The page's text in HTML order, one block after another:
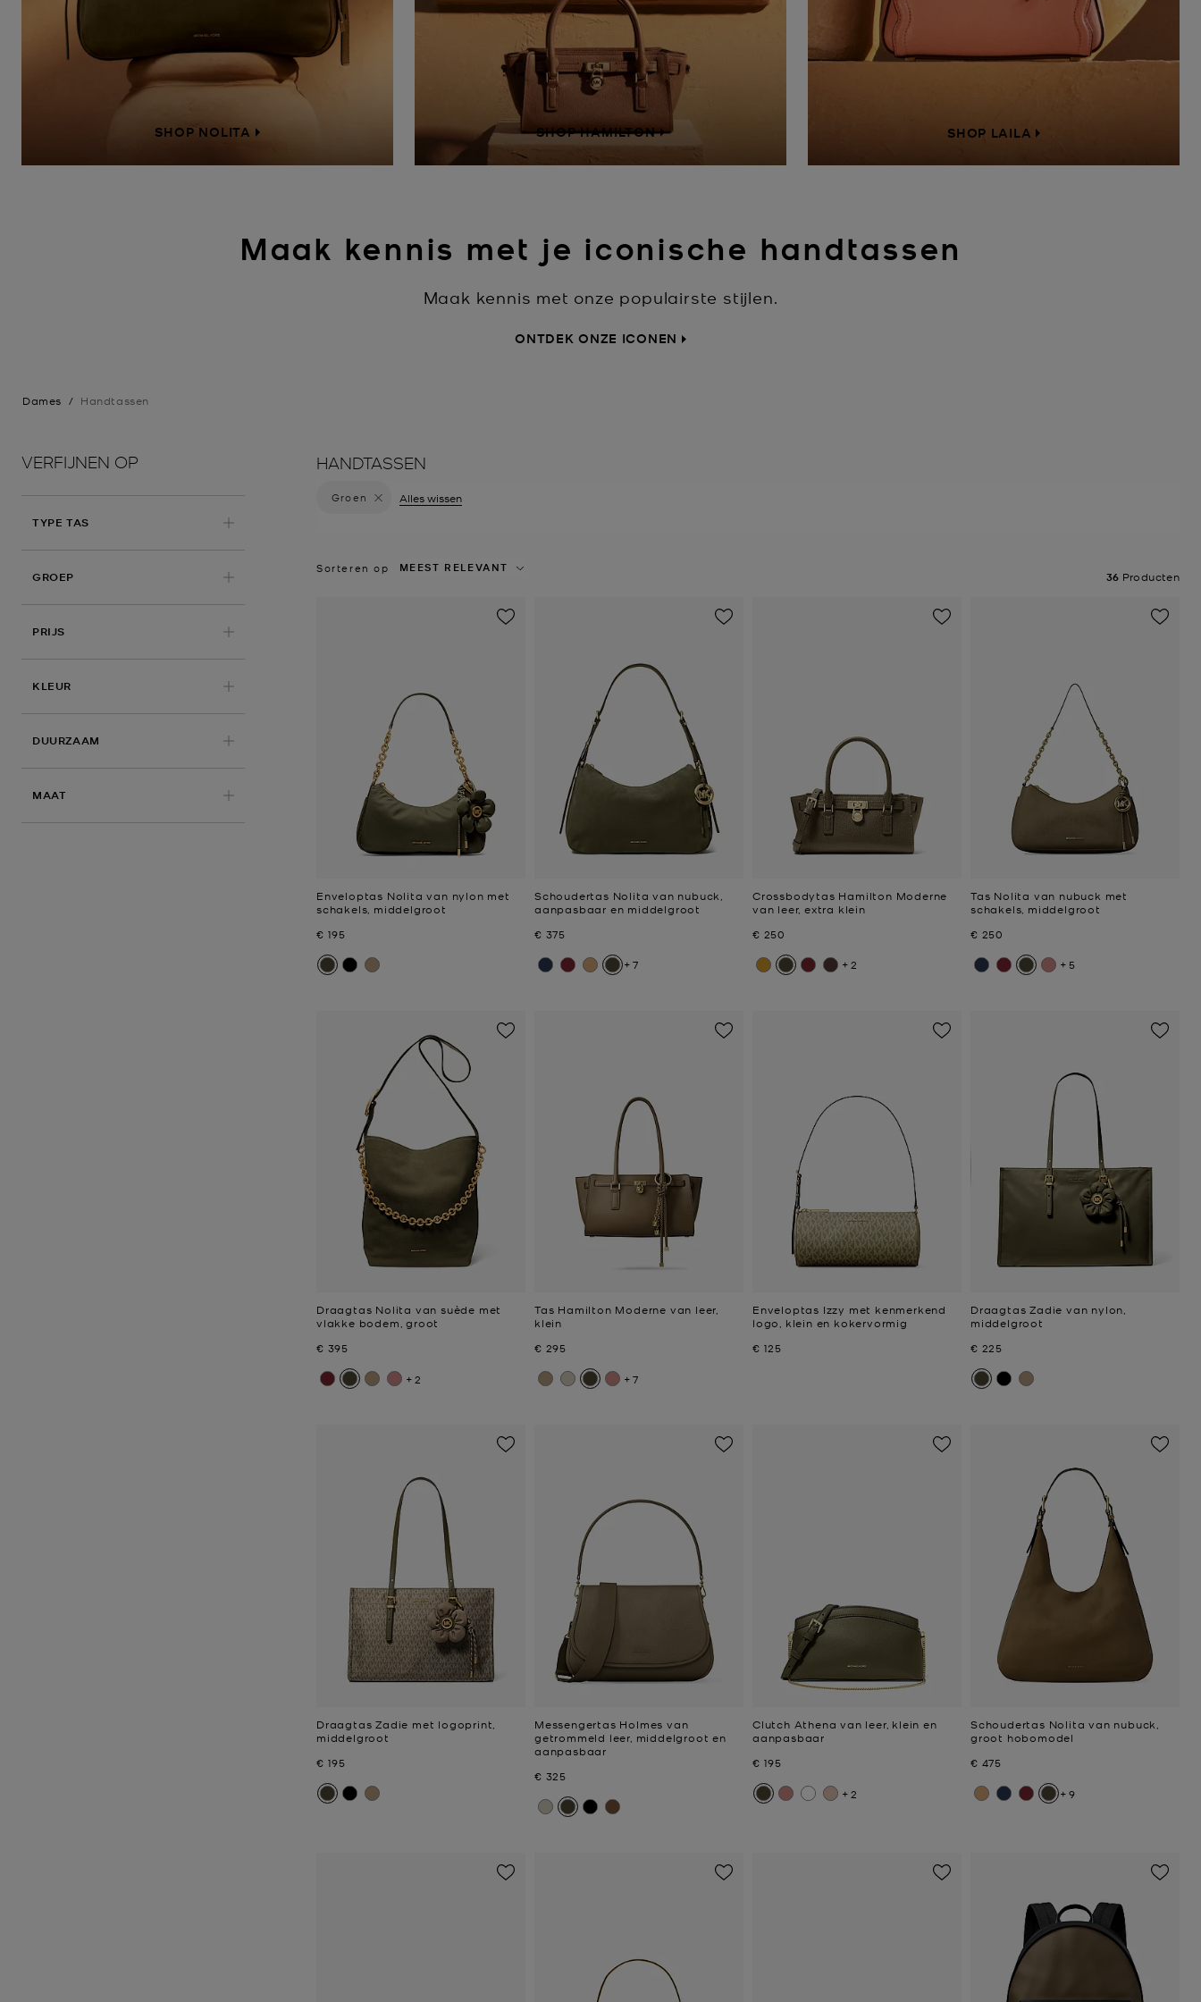
SHOP NOLITA SHOP HAMILTON SHOP LAILA
Maak kennis met je iconische handtassen
Maak kennis met onze populairste stijlen.
ONTDEK ONZE ICONEN
Dames / Handtassen
VERFIJNEN OP
TYPE TAS
GROEP
PRIJS
KLEUR
DUURZAAM
MAAT
HANDTASSEN
Verwijder filter Momenteel verfijnd op Kleur: Groen
Groen Alles wissen
Sorteren op MEEST RELEVANT
36 Producten
Enveloptas Nolita van nylon met
schakels, middelgroot
Nu
€ 195
Schoudertas Nolita van nubuck,
aanpasbaar en middelgroot
Nu
€ 375
+7
Crossbodytas Hamilton Moderne
van leer, extra klein
Nu
€ 250
+2
Tas Nolita van nubuck met
schakels, middelgroot
Nu
€ 250
+5
Draagtas Nolita van suède met
vlakke bodem, groot
Nu
€ 395
+2
Tas Hamilton Moderne van leer,
klein
Nu
€ 295
+7
Enveloptas Izzy met kenmerkend
logo, klein en kokervormig
Nu
€ 125
Draagtas Zadie van nylon,
middelgroot
Nu
€ 225
Draagtas Zadie met logoprint,
middelgroot
Nu
€ 195
Messengertas Holmes van
getrommeld leer, middelgroot en
aanpasbaar
Nu
€ 325
Clutch Athena van leer, klein en
aanpasbaar
Nu
€ 195
+2
Schoudertas Nolita van nubuck,
groot hobomodel
Nu
€ 475
+9